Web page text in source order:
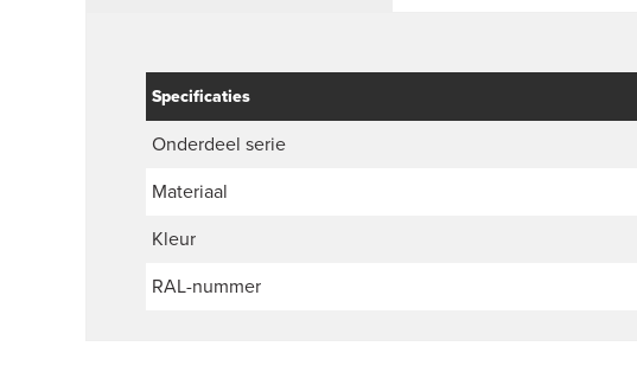
Specificaties
Onderdeel serie
Materiaal
Kleur
RAL-nummer